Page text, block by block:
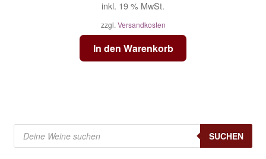
inkl. 19 % MwSt.
zzgl. Versandkosten
In den Warenkorb
Products
search SUCHEN